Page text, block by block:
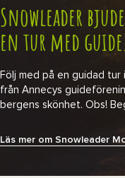
Snowleader
en tur med
Följ med på en guidad tur
från Annecys
bergens skönhet. Obs!
Läs mer om Snowleader